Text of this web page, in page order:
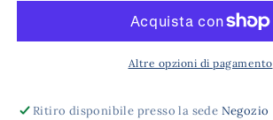
Altre opzioni di pagamento
Ritiro disponibile presso la sede Negozio